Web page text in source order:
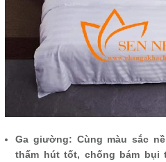
Ga giường: Cùng màu sắc
thấm hút tốt, chống bám bụi